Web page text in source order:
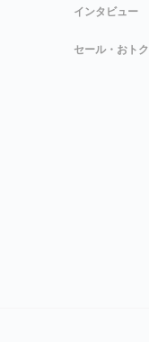
インタビュー
セール・おトク